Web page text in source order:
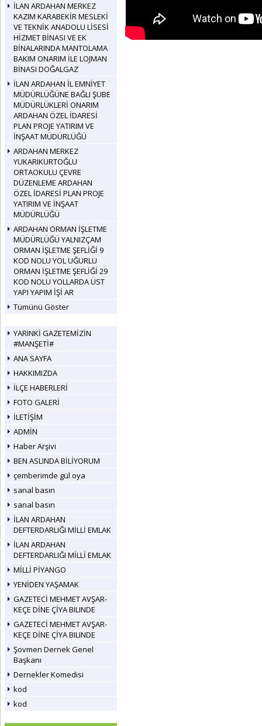
İLAN ARDAHAN MERKEZ
KAZIM KARABEKİR MESLEKİ
VE TEKNİK ANADOLU LİSESİ
HİZMET BİNASI VE EK
BİNALARINDA MANTOLAMA
BAKIM ONARIM İLE LOJMAN
BİNASI DOĞALGAZ
İLAN ARDAHAN İL EMNİYET
MÜDÜRLÜĞÜNE BAĞLI ŞUBE
MÜDÜRLÜKLERİ ONARIM
ARDAHAN ÖZEL İDARESİ
PLAN PROJE YATIRIM VE
İNŞAAT MÜDÜRLÜĞÜ
ARDAHAN MERKEZ
YUKARIKURTOĞLU
ORTAOKULU ÇEVRE
DÜZENLEME ARDAHAN
ÖZEL İDARESİ PLAN PROJE
YATIRIM VE İNŞAAT
MÜDÜRLÜĞÜ
ARDAHAN ORMAN İŞLETME
MÜDÜRLÜĞÜ YALNIZÇAM
ORMAN İŞLETME ŞEFLİĞİ 9
KOD NOLU YOL UĞURLU
ORMAN İŞLETME ŞEFLİĞİ 29
KOD NOLU YOLLARDA ÜST
YAPI YAPIM İŞİ AR
Tümünü Göster
YARINKİ GAZETEMİZİN
#MANŞETİ#
ANA SAYFA
HAKKIMIZDA
İLÇE HABERLERİ
FOTO GALERİ
İLETİŞİM
ADMİN
Haber Arşivi
BEN ASLINDA BİLİYORUM
çemberimde gül oya
sanal basın
sanal basın
İLAN ARDAHAN
DEFTERDARLIĞI MİLLİ EMLAK
İLAN ARDAHAN
DEFTERDARLIĞI MİLLİ EMLAK
MİLLİ PİYANGO
YENİDEN YAŞAMAK
GAZETECİ MEHMET AVŞAR-
KEÇE DİNE ÇİYA BILINDE
GAZETECİ MEHMET AVŞAR-
KEÇE DİNE ÇİYA BILINDE
Şovmen Dernek Genel
Başkanı
Dernekler Komedisi
kod
kod